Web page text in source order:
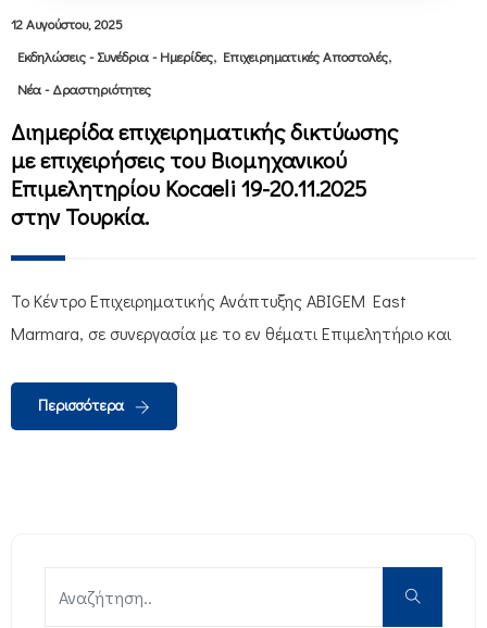
12 Αυγούστου, 2025
Εκδηλώσεις - Συνέδρια - Ημερίδες, Επιχειρηματικές Αποστολές,
Νέα - Δραστηριότητες
Διημερίδα επιχειρηματικής δικτύωσης
με επιχειρήσεις του Βιομηχανικού
Επιμελητηρίου Κocaeli 19-20.11.2025
στην Τουρκία.
Το Κέντρο Επιχειρηματικής Ανάπτυξης ABIGEM East
Marmara, σε συνεργασία με το εν θέματι Επιμελητήριο και
Περισσότερα